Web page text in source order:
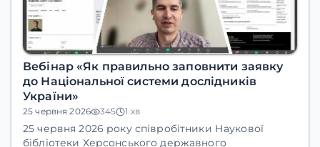
Вебінар «Як правильно заповнити заявку
до Національної системи дослідників
України»
25 червня 2026 345 1 хв
25 червня 2026 року співробітники Наукової
бібліотеки Херсонського державного